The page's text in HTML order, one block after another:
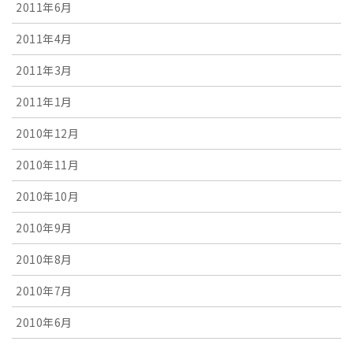
2011年6月
2011年4月
2011年3月
2011年1月
2010年12月
2010年11月
2010年10月
2010年9月
2010年8月
2010年7月
2010年6月